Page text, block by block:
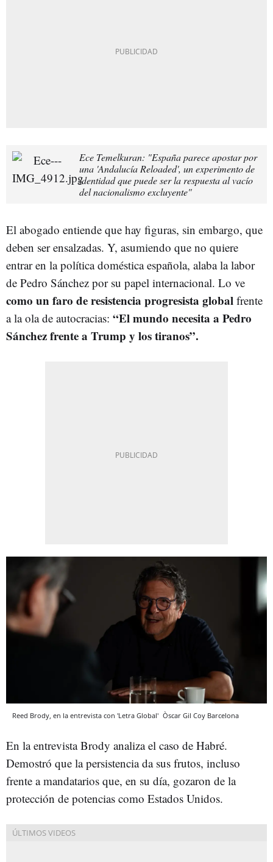
Ece Temelkuran: "España parece apostar por
una 'Andalucía Reloaded', un experimento de
identidad que puede ser la respuesta al vacío
del nacionalismo excluyente"
El abogado entiende que hay figuras, sin embargo, que
deben ser ensalzadas. Y, asumiendo que no quiere
entrar en la política doméstica española, alaba la labor
de Pedro Sánchez por su papel internacional. Lo ve
como un faro de resistencia progresista global frente
a la ola de autocracias: “El mundo necesita a Pedro
Sánchez frente a Trump y los tiranos”.
Reed Brody, en la entrevista con 'Letra Global' Òscar Gil Coy Barcelona
En la entrevista Brody analiza el caso de Habré.
Demostró que la persistencia da sus frutos, incluso
frente a mandatarios que, en su día, gozaron de la
protección de potencias como Estados Unidos.